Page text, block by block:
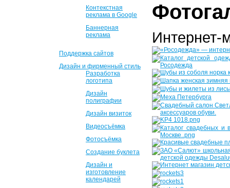
Контекстная
реклама в Google
Баннерная
реклама
Поддержка сайтов
Дизайн и фирменный стиль
Разработка
логотипа
Дизайн
полиграфии
Дизайн визиток
Видеосъёмка
Фотосъёмка
Создание буклета
Дизайн и
изготовление
календарей
Интернет-